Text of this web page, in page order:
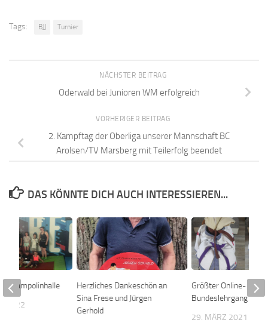
Tags: BJJ Turnier
NÄCHSTER BEITRAG
Oderwald bei Junioren WM erfolgreich
VORHERIGER BEITRAG
2. Kampftag der Oberliga unserer Mannschaft BC
Arolsen/TV Marsberg mit Teilerfolg beendet
DAS KÖNNTE DICH AUCH INTERESSIEREN...
Herzliches Dankeschön an
Sina Frese und Jürgen
Gerhold
Größter Online-
Bundeslehrgang
29. MÄRZ 2021
Trampolinhalle
2022